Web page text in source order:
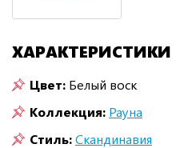
ХАРАКТЕРИСТИКИ
Цвет: Белый воск
Коллекция: Рауна
Стиль:Скандинавия